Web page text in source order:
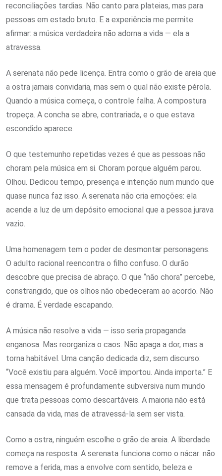
reconciliações tardias. Não canto para plateias, mas para
pessoas em estado bruto. E a experiência me permite
afirmar: a música verdadeira não adorna a vida — ela a
atravessa.
A serenata não pede licença. Entra como o grão de areia que
a ostra jamais convidaria, mas sem o qual não existe pérola.
Quando a música começa, o controle falha. A compostura
tropeça. A concha se abre, contrariada, e o que estava
escondido aparece.
O que testemunho repetidas vezes é que as pessoas não
choram pela música em si. Choram porque alguém parou.
Olhou. Dedicou tempo, presença e intenção num mundo que
quase nunca faz isso. A serenata não cria emoções: ela
acende a luz de um depósito emocional que a pessoa jurava
vazio.
Uma homenagem tem o poder de desmontar personagens.
O adulto racional reencontra o filho confuso. O durão
descobre que precisa de abraço. O que “não chora” percebe,
constrangido, que os olhos não obedeceram ao acordo. Não
é drama. É verdade escapando.
A música não resolve a vida — isso seria propaganda
enganosa. Mas reorganiza o caos. Não apaga a dor, mas a
torna habitável. Uma canção dedicada diz, sem discurso:
“Você existiu para alguém. Você importou. Ainda importa.” E
essa mensagem é profundamente subversiva num mundo
que trata pessoas como descartáveis. A maioria não está
cansada da vida, mas de atravessá-la sem ser vista.
Como a ostra, ninguém escolhe o grão de areia. A liberdade
começa na resposta. A serenata funciona como o nácar: não
remove a ferida, mas a envolve com sentido, beleza e